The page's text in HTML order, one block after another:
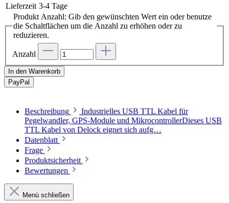
Lieferzeit 3-4 Tage
Produkt Anzahl: Gib den gewünschten Wert ein oder benutze
die Schaltflächen um die Anzahl zu erhöhen oder zu
reduzieren.
Anzahl
In den Warenkorb
PayPal
Beschreibung
Industrielles USB TTL Kabel für
Pegelwandler, GPS-Module und MikrocontrollerDieses USB
TTL Kabel von Delock eignet sich aufg…
Datenblatt
Frage
Produktsicherheit
Bewertungen
Menü schließen